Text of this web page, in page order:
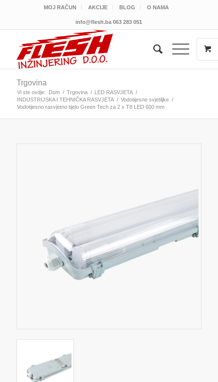
MOJ RAČUN AKCIJE BLOG O NAMA
info@flesh.ba 063 283 051
Trgovina
Vi ste ovdje: Dom / Trgovina / LED RASVJETA /
INDUSTRIJSKA I TEHNIČKA RASVJETA / Vodotijesne svjetiljke /
Vodotijesno rasvjetno tijelo Green Tech za 2 x T8 LED 600 mm